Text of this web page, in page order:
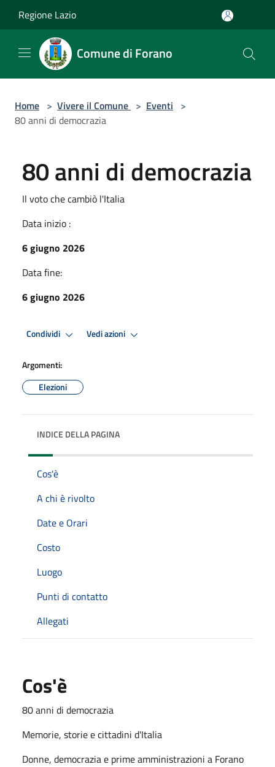
Regione Lazio
Comune di Forano
Home > Vivere il Comune > Eventi >
80 anni di democrazia
80 anni di democrazia
Il voto che cambiò l'Italia
Data inizio :
6 giugno 2026
Data fine:
6 giugno 2026
Condividi Vedi azioni
Argomenti:
Elezioni
INDICE DELLA PAGINA
Cos'è
A chi è rivolto
Date e Orari
Costo
Luogo
Punti di contatto
Allegati
Cos'è
80 anni di democrazia
Memorie, storie e cittadini d'Italia
Donne, democrazia e prime amministrazioni a Forano